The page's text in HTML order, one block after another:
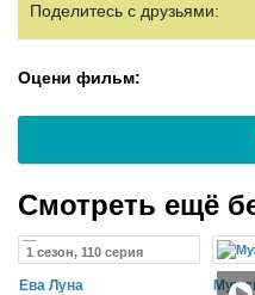
Поделитесь с друзьями:
Оцени фильм:
Смотреть ещё
1 сезон, 110 серия
Ева Луна